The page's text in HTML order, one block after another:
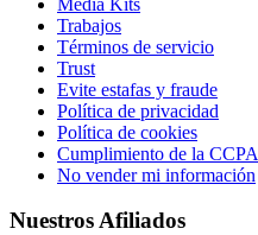
Trabajos
Términos de servicio
Trust
Evite estafas y fraude
Política de privacidad
Política de cookies
Cumplimiento de la CCPA
No vender mi información
Nuestros Afiliados